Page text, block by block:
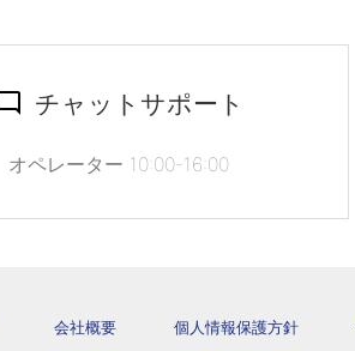
チャットサポート
オペレーター 10:00-16:00
会社概要 個人情報保護方針